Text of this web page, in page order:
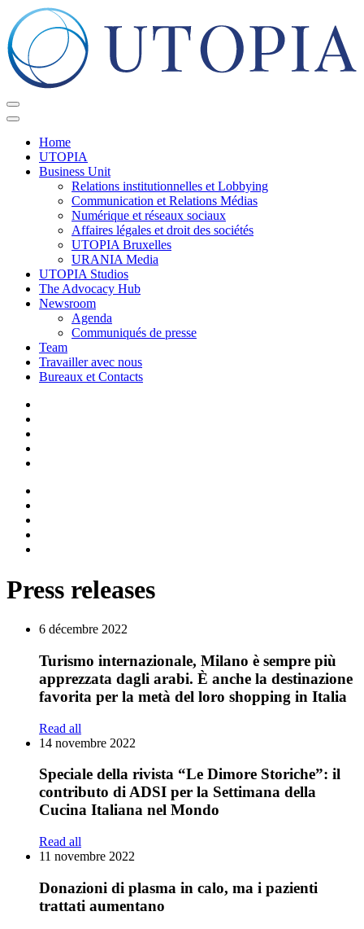
Home
UTOPIA
Business Unit
Relations institutionnelles et Lobbying
Communication et Relations Médias
Numérique et réseaux sociaux
Affaires légales et droit des sociétés
UTOPIA Bruxelles
URANIA Media
UTOPIA Studios
The Advocacy Hub
Newsroom
Agenda
Communiqués de presse
Team
Travailler avec nous
Bureaux et Contacts
Press releases
6 décembre 2022
Turismo internazionale, Milano è sempre più
apprezzata dagli arabi. È anche la destinazione
favorita per la metà del loro shopping in Italia
Read all
14 novembre 2022
Speciale della rivista “Le Dimore Storiche”: il
contributo di ADSI per la Settimana della
Cucina Italiana nel Mondo
Read all
11 novembre 2022
Donazioni di plasma in calo, ma i pazienti
trattati aumentano